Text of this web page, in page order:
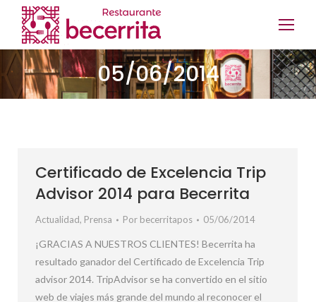
05/06/2014
Certificado de Excelencia Trip
Advisor 2014 para Becerrita
Actualidad, Prensa Por becerritapos 05/06/2014
¡GRACIAS A NUESTROS CLIENTES! Becerrita ha
resultado ganador del Certificado de Excelencia Trip
advisor 2014. TripAdvisor se ha convertido en el sitio
web de viajes más grande del mundo al reconocer el